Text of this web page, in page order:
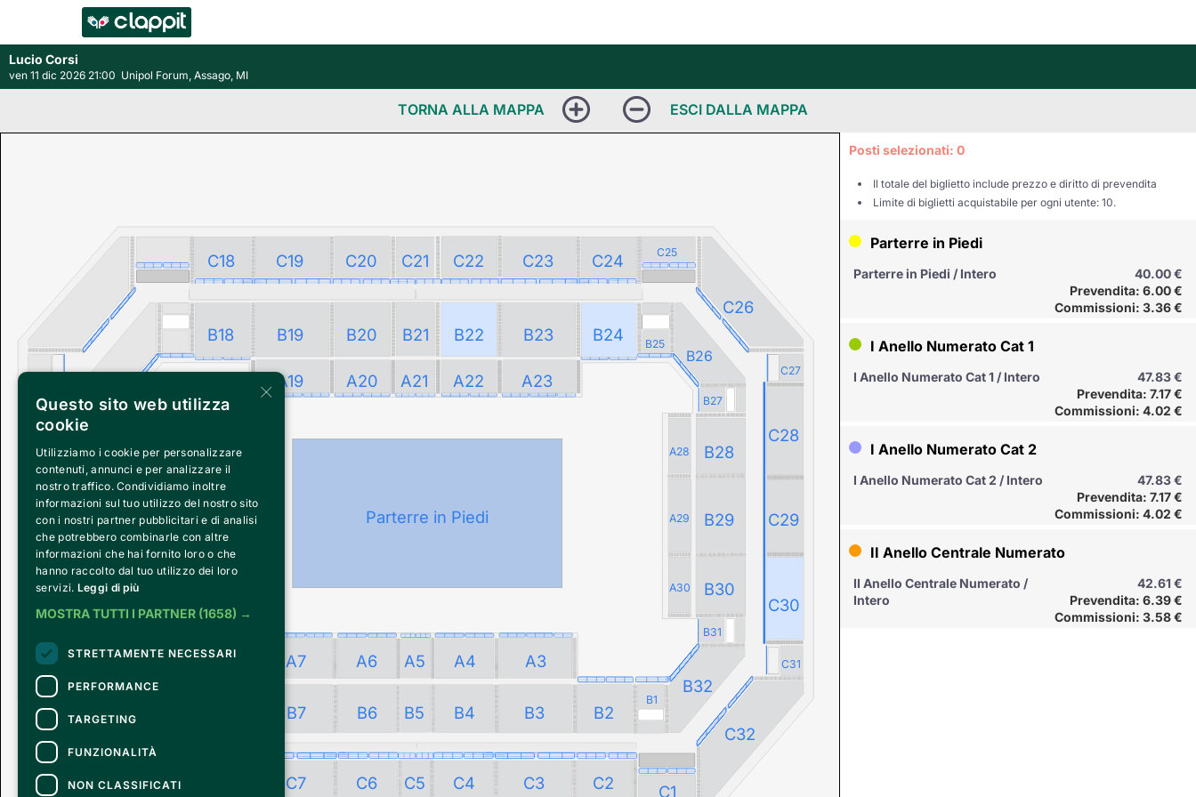
Lucio Corsi
ven 11 dic 2026 21:00 Unipol Forum, Assago, MI
PALCO
A3
C28
B24
B22
A21 A22
C20 C22 C23
B6 B4 B3
B23
B28
B30
B7
B19 B20
B29
B2
A20
A19 A23
C29
C30
A4
A5
A6
B5
B21
B18
C18 C19 C21 C24 C25
B25
B26
C26
B27
C27
B31
C31
A7
B32
C32
B1
C1
C2
C3
C4
A30
A29
A28
C5
C6
C7
Parterre in Piedi
Posti selezionati: 0
Il totale del biglietto include prezzo e diritto di prevendita
Limite di biglietti acquistabile per ogni utente: 10.
Parterre in Piedi
Parterre in Piedi / Intero
40.00 €
Prevendita: 6.00 €
Commissioni: 3.36 €
I Anello Numerato Cat 1
I Anello Numerato Cat 1 / Intero
47.83 €
Prevendita: 7.17 €
Commissioni: 4.02 €
I Anello Numerato Cat 2
I Anello Numerato Cat 2 / Intero
47.83 €
Prevendita: 7.17 €
Commissioni: 4.02 €
II Anello Centrale Numerato
II Anello Centrale Numerato /
Intero
42.61 €
Prevendita: 6.39 €
Commissioni: 3.58 €
×
Questo sito web utilizza
cookie
Utilizziamo i cookie per personalizzare
contenuti, annunci e per analizzare il
nostro traffico. Condividiamo inoltre
informazioni sul tuo utilizzo del nostro sito
con i nostri partner pubblicitari e di analisi
che potrebbero combinarle con altre
informazioni che hai fornito loro o che
hanno raccolto dal tuo utilizzo dei loro
servizi. Leggi di più
MOSTRA TUTTI I PARTNER (1658) →
STRETTAMENTE NECESSARI
PERFORMANCE
TARGETING
FUNZIONALITÀ
NON CLASSIFICATI